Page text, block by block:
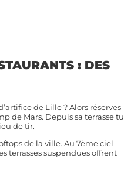
: DES
de Lille ? Alors réserves
de Mars. Depuis sa terrasse tu
de tir.
de la ville. Au 7ème ciel
terrasses suspendues offrent